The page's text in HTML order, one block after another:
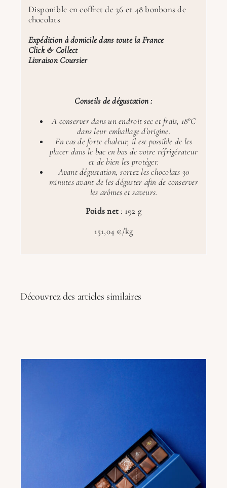
Disponible en coffret de 36 et 48 bonbons de
chocolats
Expédition à domicile dans toute la France
Click & Collect
Livraison Coursier
Conseils de dégustation :
A conserver dans un endroit sec et frais, 18°C
dans leur emballage d’origine.
En cas de forte chaleur, il est possible de les
placer dans le bac en bas de votre réfrigérateur
et de bien les protéger.
Avant dégustation, sortez les chocolats 30
minutes avant de les déguster afin de conserver
les arômes et saveurs.
Poids net : 192 g
151,04 €/kg
Découvrez des articles similaires